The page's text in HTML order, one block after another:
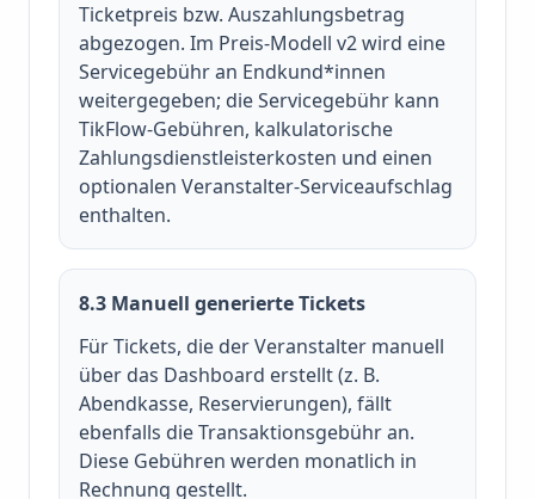
Ticketpreis bzw. Auszahlungsbetrag
abgezogen. Im Preis-Modell v2 wird eine
Servicegebühr an Endkund*innen
weitergegeben; die Servicegebühr kann
TikFlow-Gebühren, kalkulatorische
Zahlungsdienstleisterkosten und einen
optionalen Veranstalter-Serviceaufschlag
enthalten.
8.3 Manuell generierte Tickets
Für Tickets, die der Veranstalter manuell
über das Dashboard erstellt (z. B.
Abendkasse, Reservierungen), fällt
ebenfalls die Transaktionsgebühr an.
Diese Gebühren werden monatlich in
Rechnung gestellt.